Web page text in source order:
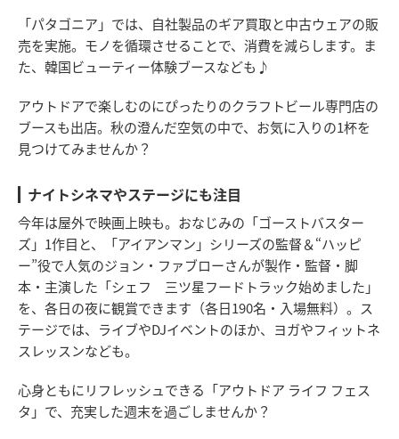
「パタゴニア」では、自社製品のギア買取と中古ウェアの販
売を実施。モノを循環させることで、消費を減らします。ま
た、韓国ビューティー体験ブースなども♪
アウトドアで楽しむのにぴったりのクラフトビール専門店の
ブースも出店。秋の澄んだ空気の中で、お気に入りの1杯を
見つけてみませんか？
ナイトシネマやステージにも注目
今年は屋外で映画上映も。おなじみの「ゴーストバスター
ズ」1作目と、「アイアンマン」シリーズの監督＆“ハッピ
ー”役で人気のジョン・ファブローさんが製作・監督・脚
本・主演した「シェフ 三ツ星フードトラック始めました」
を、各日の夜に観賞できます（各日190名・入場無料）。ス
テージでは、ライブやDJイベントのほか、ヨガやフィットネ
スレッスンなども。
心身ともにリフレッシュできる「アウトドア ライフ フェス
タ」で、充実した週末を過ごしませんか？